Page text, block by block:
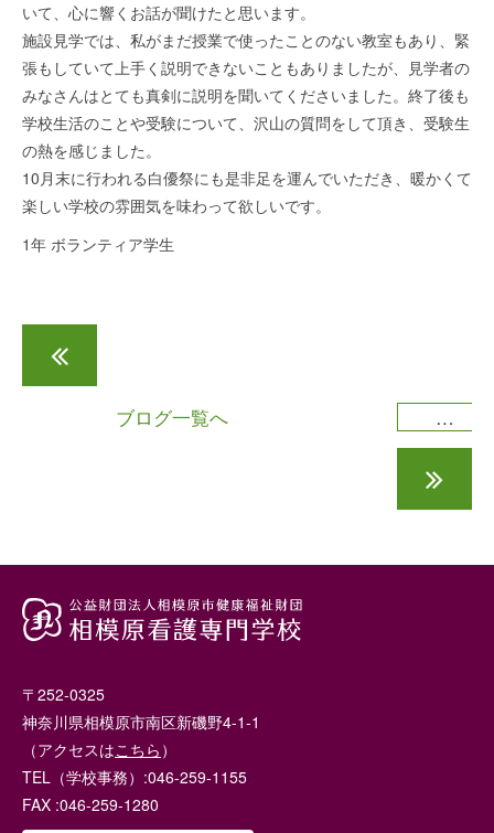
いて、心に響くお話が聞けたと思います。
施設見学では、私がまだ授業で使ったことのない教室もあり、緊
張もしていて上手く説明できないこともありましたが、見学者の
みなさんはとても真剣に説明を聞いてくださいました。終了後も
学校生活のことや受験について、沢山の質問をして頂き、受験生
の熱を感じました。
10月末に行われる白優祭にも是非足を運んでいただき、暖かくて
楽しい学校の雰囲気を味わって欲しいです。
1年 ボランティア学生
ブログ一覧へ
〒252-0325
神奈川県相模原市南区新磯野4-1-1
（アクセスはこちら ）
TEL（学校事務）:046-259-1155
FAX :046-259-1280